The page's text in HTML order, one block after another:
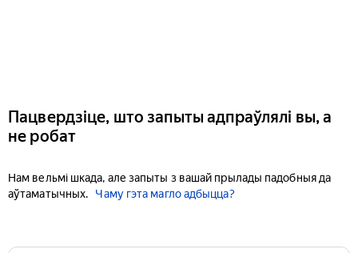
Пацвердзіце, што запыты адпраўлялі вы, а
не робат
Нам вельмі шкада, але запыты з вашай прылады падобныя да
аўтаматычных.
Чаму гэта магло адбыцца?